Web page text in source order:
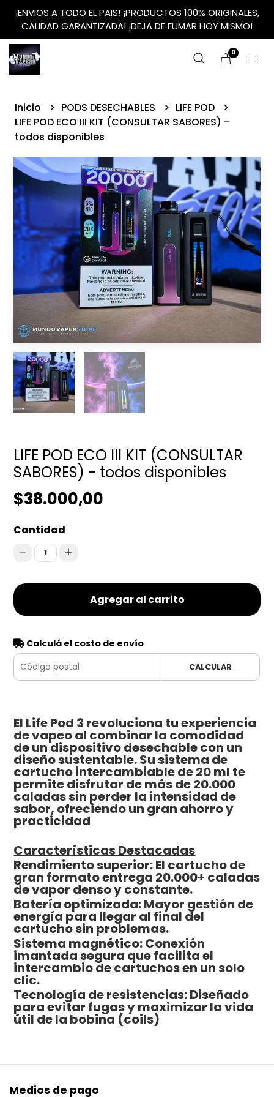
¡ENVIOS A TODO EL PAIS! ¡PRODUCTOS 100% ORIGINALES,
CALIDAD GARANTIZADA! ¡DEJA DE FUMAR HOY MISMO!
0
Inicio PODS DESECHABLES
LIFE POD
LIFE POD ECO III KIT (CONSULTAR SABORES) -
todos disponibles
LIFE POD ECO III KIT (CONSULTAR
SABORES) - todos disponibles
$38.000,00
Cantidad
1
Agregar al carrito
Calculá el costo de envío
CALCULAR
El Life Pod 3 revoluciona tu experiencia
de vapeo al combinar la comodidad
de un dispositivo desechable con un
diseño sustentable. Su sistema de
cartucho intercambiable de 20 ml te
permite disfrutar de más de 20.000
caladas sin perder la intensidad de
sabor, ofreciendo un gran ahorro y
practicidad
Características Destacadas
Rendimiento superior: El cartucho de
gran formato entrega 20.000+ caladas
de vapor denso y constante.
Batería optimizada: Mayor gestión de
energía para llegar al final del
cartucho sin problemas.
Sistema magnético: Conexión
imantada segura que facilita el
intercambio de cartuchos en un solo
clic.
Tecnología de resistencias: Diseñado
para evitar fugas y maximizar la vida
útil de la bobina (coils)
Medios de pago